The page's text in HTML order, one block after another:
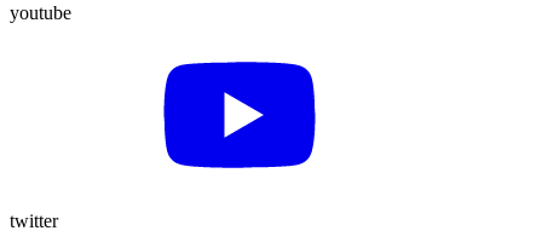
youtube
twitter